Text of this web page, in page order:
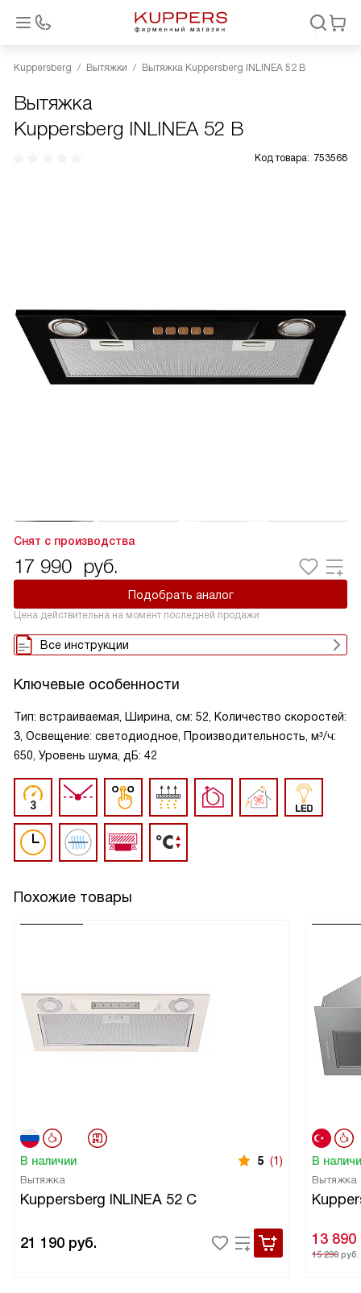
Kuppersberg Вытяжки Вытяжка Kuppersberg INLINEA 52 B
Вытяжка
Kuppersberg INLINEA 52 B
Код товара: 753568
Снят с производства
17 990 руб.
Подобрать аналог
Цена действительна на момент последней продажи
Все инструкции
Ключевые особенности
Тип: встраиваемая, Ширина, см: 52, Количество скоростей:
3, Освещение: светодиодное, Производительность, м³/ч:
650, Уровень шума, дБ: 42
Похожие товары
В наличии 5 (1)
Вытяжка
Kuppersberg INLINEA 52 С
21 190 руб.
В
Вытяжка
13 890
15 290руб.